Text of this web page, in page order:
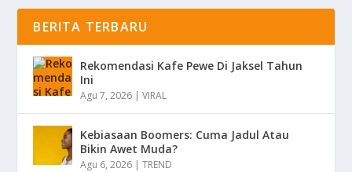
BERITA TERBARU
Rekomendasi Kafe Pewe Di Jaksel Tahun
Ini
Agu 7, 2026 |VIRAL
Kebiasaan Boomers: Cuma Jadul Atau
Bikin Awet Muda?
Agu 6, 2026 |TREND